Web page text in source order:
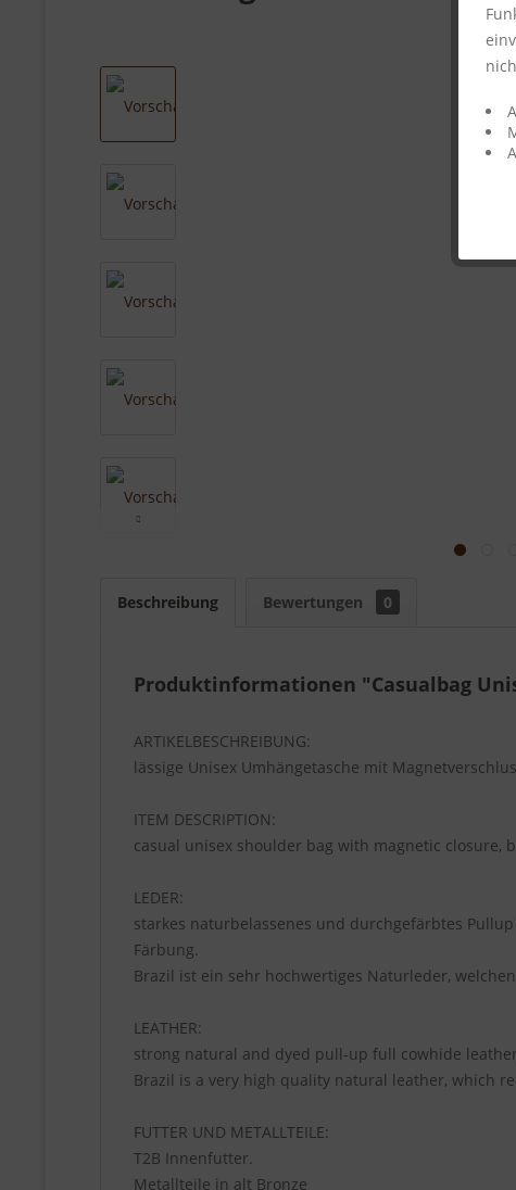
Beschreibung Bewertungen 0
Produktinformationen "Casualbag
ARTIKELBESCHREIBUNG:
lässige Unisex Umhängetasche mit
ITEM DESCRIPTION:
casual unisex shoulder bag with magnetic
LEDER:
starkes naturbelassenes und durchgefärbtes
Färbung.
Brazil ist ein sehr hochwertiges Naturleder,
LEATHER:
strong natural and dyed pull-up full cowhide
Brazil is a very high quality natural leather, which
FUTTER UND METALLTEILE:
T2B Innenfutter.
Metallteile in alt Bronze